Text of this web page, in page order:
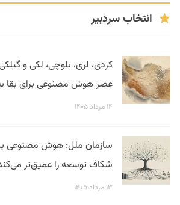
انتخاب سردبیر
کردی، لری، بلوچی، لکی و
عصر هوش مصنوعی برای بقا به
۱۴ مرداد ۱۴۰۵
سازمان ملل: هوش مصنوعی
شکاف توسعه را عمیق‌تر
۱۳ مرداد ۱۴۰۵